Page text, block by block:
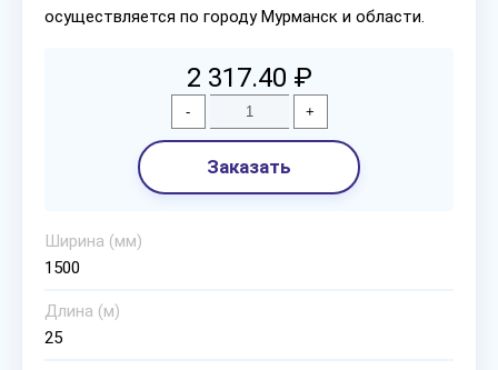
осуществляется по городу Мурманск и области.
2 317.40 ₽
- +
Заказать
Ширина (мм)
1500
Длина (м)
25